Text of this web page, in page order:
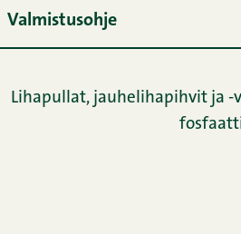
Valmistusohje
Lihapullat, jauhelihapihvit ja -